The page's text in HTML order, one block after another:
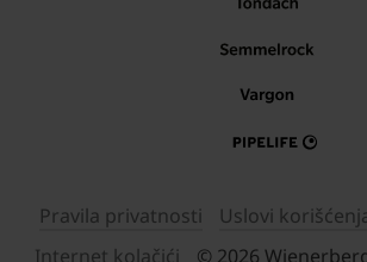
Pravila privatnosti Uslovi
Internet kolačići
© 2026